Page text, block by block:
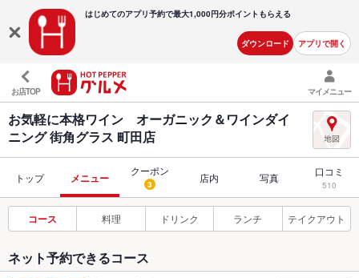
はじめてのアプリ予約で最大1,000円分ポイントもらえる
ダウンロード アプリで開く
お店TOP マイメニュー
お気軽に本格ワイン オーガニック＆ワインダイ
ニング 街角グラス 町田店
トップ メニュー
クーポン
3 店内 写真 口コミ
510
コース 料理 ドリンク ランチ テイクアウト
ネット予約できるコース